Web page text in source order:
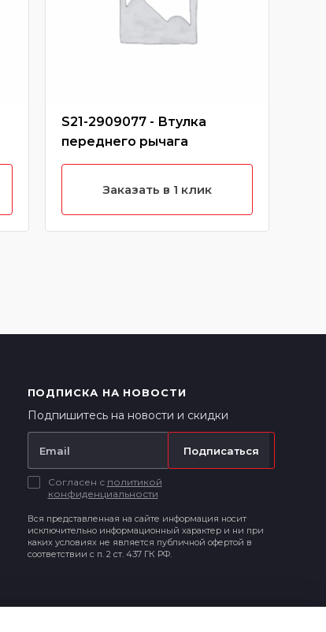
S21-2909077 - Втулка
переднего рычага
Заказать в 1 клик
ПОДПИСКА НА НОВОСТИ
Подпишитесь на новости и скидки
Подписаться
Согласен с политикой
конфиденциальности
Вся представленная на сайте информация носит
исключительно информационный характер и ни при
каких условиях не является публичной офертой в
соответствии с п. 2 ст. 437 ГК РФ.